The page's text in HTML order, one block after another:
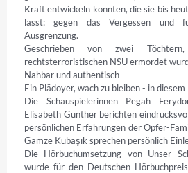
Kraft entwickeln konnten, die sie bis
lässt: gegen das Vergessen und
Ausgrenzung.
Geschrieben von zwei
rechtsterroristischen NSU ermordet
Nahbar und authentisch
Ein Plädoyer, wach zu bleiben - in
Die Schauspielerinnen Pegah
Elisabeth Günther berichten
persönlichen Erfahrungen der Opfer-
Gamze Kubaşık sprechen persönlich
Die Hörbuchumsetzung von Unser
wurde für den Deutschen